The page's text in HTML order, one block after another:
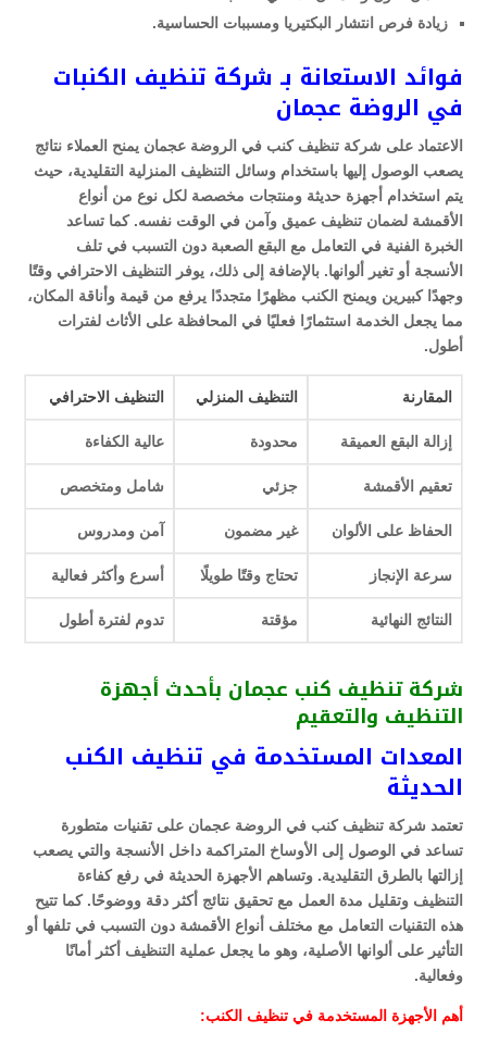
زيادة فرص انتشار البكتيريا ومسببات الحساسية.
فوائد الاستعانة بـ شركة تنظيف الكنبات
في الروضة عجمان
الاعتماد على شركة تنظيف كنب في الروضة عجمان يمنح العملاء نتائج
يصعب الوصول إليها باستخدام وسائل التنظيف المنزلية التقليدية، حيث
يتم استخدام أجهزة حديثة ومنتجات مخصصة لكل نوع من أنواع
الأقمشة لضمان تنظيف عميق وآمن في الوقت نفسه. كما تساعد
الخبرة الفنية في التعامل مع البقع الصعبة دون التسبب في تلف
الأنسجة أو تغير ألوانها. بالإضافة إلى ذلك، يوفر التنظيف الاحترافي وقتًا
وجهدًا كبيرين ويمنح الكنب مظهرًا متجددًا يرفع من قيمة وأناقة المكان،
مما يجعل الخدمة استثمارًا فعليًا في المحافظة على الأثاث لفترات
أطول.
المقارنة التنظيف المنزلي التنظيف الاحترافي
إزالة البقع العميقة محدودة عالية الكفاءة
تعقيم الأقمشة جزئي شامل ومتخصص
الحفاظ على الألوان غير مضمون آمن ومدروس
سرعة الإنجاز تحتاج وقتًا طويلًا أسرع وأكثر فعالية
النتائج النهائية مؤقتة تدوم لفترة أطول
شركة تنظيف كنب عجمان بأحدث أجهزة
التنظيف والتعقيم
المعدات المستخدمة في تنظيف الكنب
الحديثة
تعتمد شركة تنظيف كنب في الروضة عجمان على تقنيات متطورة
تساعد في الوصول إلى الأوساخ المتراكمة داخل الأنسجة والتي يصعب
إزالتها بالطرق التقليدية. وتساهم الأجهزة الحديثة في رفع كفاءة
التنظيف وتقليل مدة العمل مع تحقيق نتائج أكثر دقة ووضوحًا. كما تتيح
هذه التقنيات التعامل مع مختلف أنواع الأقمشة دون التسبب في تلفها أو
التأثير على ألوانها الأصلية، وهو ما يجعل عملية التنظيف أكثر أمانًا
وفعالية.
أهم الأجهزة المستخدمة في تنظيف الكنب: